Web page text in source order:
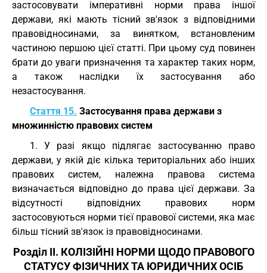
застосовувати імперативні норми права іншої
держави, які мають тісний зв'язок з відповідними
правовідносинами, за винятком, встановленим
частиною першою цієї статті. При цьому суд повинен
брати до уваги призначення та характер таких норм,
а також наслідки їх застосування або
незастосування.
Стаття 15. Застосування права держави з
множинністю правових систем
1. У разі якщо підлягає застосуванню право
держави, у якій діє кілька територіальних або інших
правових систем, належна правова система
визначається відповідно до права цієї держави. За
відсутності відповідних правових норм
застосовуються норми тієї правової системи, яка має
більш тісний зв'язок із правовідносинами.
Розділ II. КОЛІЗІЙНІ НОРМИ ЩОДО ПРАВОВОГО
СТАТУСУ ФІЗИЧНИХ ТА ЮРИДИЧНИХ ОСІБ